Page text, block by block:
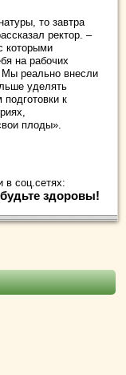
то завтра
ректор. –
которыми
на рабочих
Мы реально внесли
уделять
к
плоды».
в соц.сетях:
здоровы!